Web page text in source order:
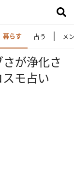
暮らす 占う メ
が浄化さ
モ占い